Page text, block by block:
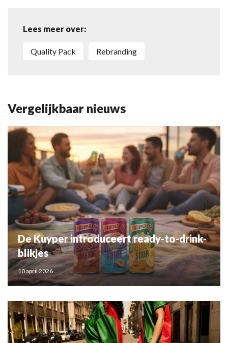
Lees meer over:
Quality Pack rebranding
Vergelijkbaar nieuws
De Kuyper introduceert ready-to-drink-
blikjes
10 april 2026